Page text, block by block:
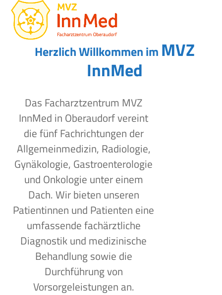
Skip
content
Open
mobile
menu
Close
mobile
menu
Herzlich Willkommen im MVZ
InnMed
Das Facharztzentrum MVZ
InnMed in Oberaudorf vereint
die fünf Fachrichtungen der
Allgemeinmedizin, Radiologie,
Gynäkologie, Gastroenterologie
und Onkologie unter einem
Dach. Wir bieten unseren
Patientinnen und Patienten eine
umfassende fachärztliche
Diagnostik und medizinische
Behandlung sowie die
Durchführung von
Vorsorgeleistungen an.